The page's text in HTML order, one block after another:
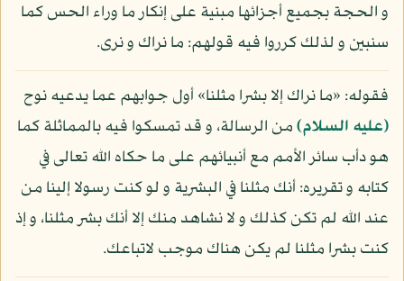
و الحجة بجميع أجزائها مبنية على إنكار ما وراء الحس كما
سنبين و لذلك كرروا فيه قولهم: ما نراك و نرى.
فقوله: «ما نراك إلا بشرا مثلنا» أول جوابهم عما يدعيه نوح
(عليه السلام)من الرسالة، و قد تمسكوا فيه بالمماثلة كما
هو دأب سائر الأمم مع أنبيائهم على ما حكاه الله تعالى في
كتابه و تقريره: أنك مثلنا في البشرية و لو كنت رسولا إلينا من
عند الله لم تكن كذلك و لا نشاهد منك إلا أنك بشر مثلنا، و إذ
كنت بشرا مثلنا لم يكن هناك موجب لاتباعك.